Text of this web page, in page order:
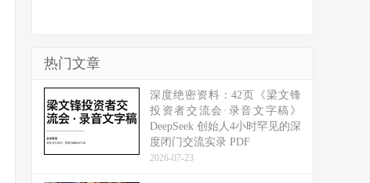
热门文章
深度绝密资料：42页《梁文锋
投资者交流会·录音文字稿》
DeepSeek 创始人4小时罕见的深
度闭门交流实录 PDF
2026-07-23